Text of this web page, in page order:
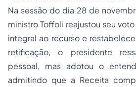
Na sessão do dia 28 de
ministro Toffoli reajustou seu
integral ao recurso e
retificação, o presidente
pessoal, mas adotou o
admitindo que a Receita